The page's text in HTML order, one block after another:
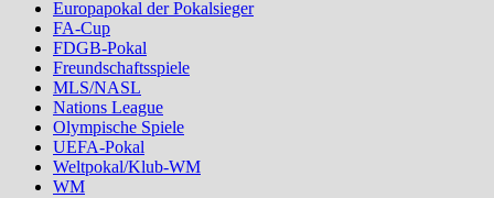
Europapokal der Pokalsieger
FA-Cup
FDGB-Pokal
Freundschaftsspiele
MLS/NASL
Nations League
Olympische Spiele
UEFA-Pokal
Weltpokal/Klub-WM
WM